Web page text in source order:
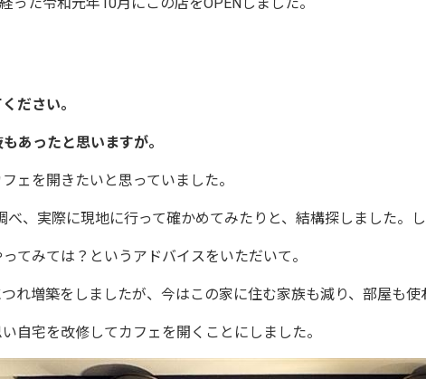
ださい。
あったと思いますが。
ェを開きたいと思っていました。
、実際に現地に行って確かめてみたりと、結構探しました
てみては？というアドバイスをいただいて。
増築をしましたが、今はこの家に住む家族も減り、部屋も使
自宅を改修してカフェを開くことにしました。